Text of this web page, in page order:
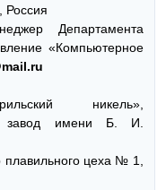
Россия
Департамента
«Компьютерное
никель»,
завод имени Б. И.
плавильного цеха № 1,